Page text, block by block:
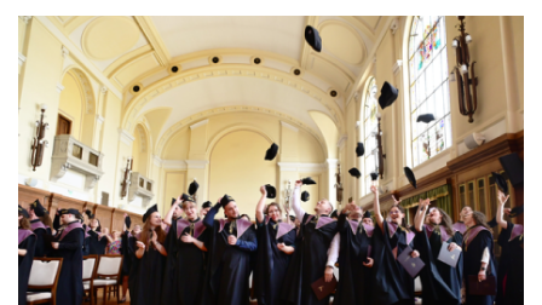
akadémia résztvevőiből a Kodály Zoltán Ifjúsági
Világzenekar, mely a februárban elhunyt Vásáry
Tamás emléke előtt is tiszteleg.